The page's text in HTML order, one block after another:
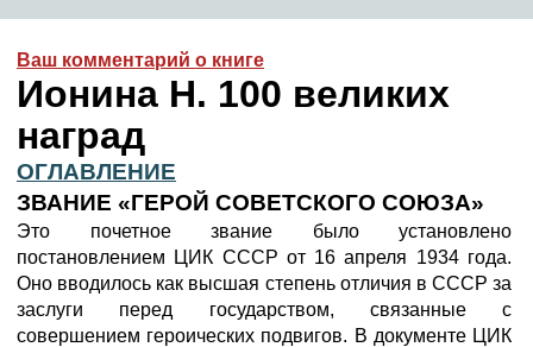
Ваш комментарий о книге
Ионина Н. 100 великих
наград
ОГЛАВЛЕНИЕ
ЗВАНИЕ «ГЕРОЙ СОВЕТСКОГО СОЮЗА»
Это почетное звание было установлено
постановлением ЦИК СССР от 16 апреля 1934 года.
Оно вводилось как высшая степень отличия в СССР за
заслуги перед государством, связанные с
совершением героических подвигов. В документе ЦИК